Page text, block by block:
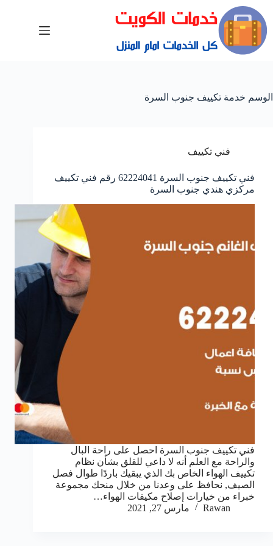
الوسم خدمة تكييف جنوب السرة
فني تكييف
فني تكييف جنوب السرة 62224041 رقم فني تكييف
مركزي هندي جنوب السرة
فني تكييف جنوب السرة احصل على راحة البال
والراحة مع العلم أنه لا داعي للقلق بشأن نظام
تكييف الهواء الخاص بك الذي يبقيك باردًا طوال فصل
الصيف, نحافظ على وعدنا من خلال منحك مجموعة
خبراء من خيارات إصلاح مكيفات الهواء…
Rawan
مارس 27, 2021